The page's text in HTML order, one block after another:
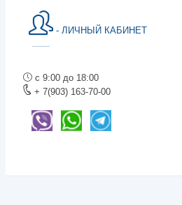
- ЛИЧНЫЙ КАБИНЕТ
с 9:00 до 18:00
+ 7(903) 163-70-00